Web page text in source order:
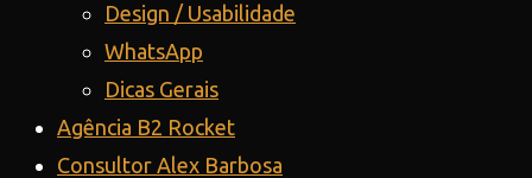
Design / Usabilidade
WhatsApp
Dicas Gerais
Agência B2 Rocket
Consultor Alex Barbosa